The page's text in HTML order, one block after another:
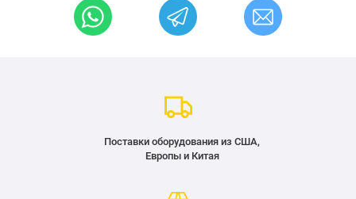
Поставки оборудования из США,
Европы и Китая